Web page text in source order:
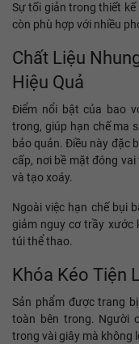
Sự tối giản trong thiết
còn phù hợp với nhiều
Chất Liệu
Hiệu Quả
Điểm nổi bật của bao
trong, giúp hạn chế ma
bảo quản. Điều này đặc
cấp, nơi bề mặt đóng
và tạo xoáy.
Ngoài việc hạn chế bụi
giảm nguy cơ trầy xước
túi thể thao.
Khóa Kéo Tiện
Sản phẩm được trang
toàn bên trong. Người
trong vài giây mà không